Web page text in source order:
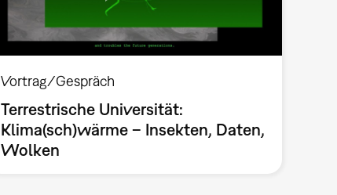
Vortrag/Gespräch
Terrestrische Universität:
Klima(sch)wärme – Insekten, Daten,
Wolken